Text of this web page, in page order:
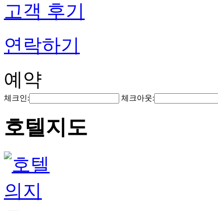
고객 후기
연락하기
예약
체크인: 체크아웃:
호텔지도